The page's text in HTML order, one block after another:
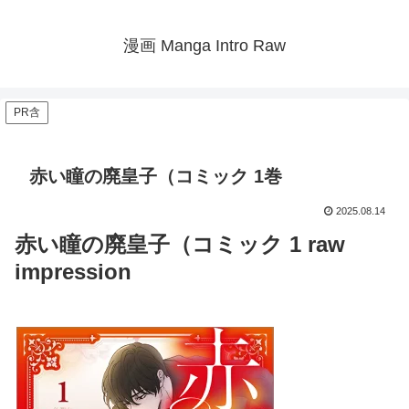
漫画 Manga Intro Raw
PR含
赤い瞳の廃皇子（コミック 1巻
2025.08.14
赤い瞳の廃皇子（コミック 1 raw
impression